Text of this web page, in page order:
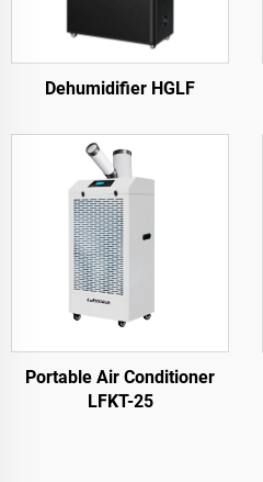
Dehumidifier HGLF
Portable Air Conditioner
LFKT-25